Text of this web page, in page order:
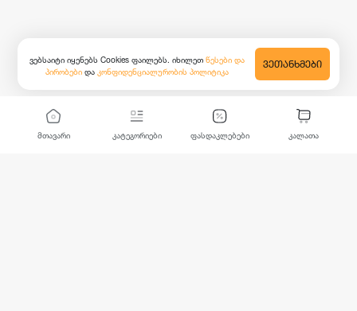
მთავარი კატეგორიები ფასდაკლებები კალათა
ვებსაიტი იყენებს Cookies ფაილებს. იხილეთ წესები და
პირობები და კონფიდენციალურობის პოლიტიკა
ᲕᲔᲗᲐᲜᲮᲛᲔᲑᲘ